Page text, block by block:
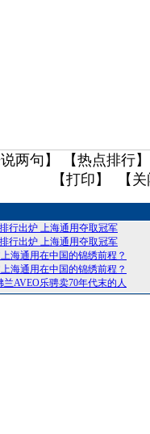
两句 】 【热点排行
【打印 】 【 关
行出炉 上海通用夺取冠军
行出炉 上海通用夺取冠军
海通用在中国的锦绣前程？
海通用在中国的锦绣前程？
AVEO乐骋卖70年代末的人